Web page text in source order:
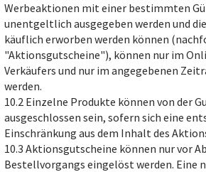
Werbeaktionen mit einer bestimmten
unentgeltlich ausgegeben werden und
käuflich erworben werden können
"Aktionsgutscheine"), können nur im
Verkäufers und nur im angegebenen
werden.
10.2 Einzelne Produkte können von der
ausgeschlossen sein, sofern sich eine
Einschränkung aus dem Inhalt des
10.3 Aktionsgutscheine können nur vor
Bestellvorgangs eingelöst werden. Eine